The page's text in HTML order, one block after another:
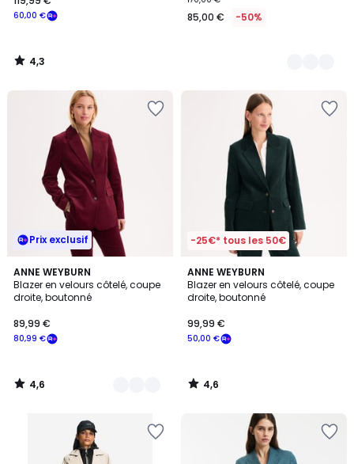
60,00 €
4,3
/
85,00 € -50%
Prix exclusif
ANNE WEYBURN
Blazer en velours côtelé, coupe
droite, boutonné
80,99 €
89,99 €
4,6
/ 5
3
Couleurs
4,6
/
-25€* tous les 50€
ANNE WEYBURN
Blazer en velours côtelé, coupe
droite, boutonné
50,00 €
99,99 €
4,6
/ 5
4,6
/